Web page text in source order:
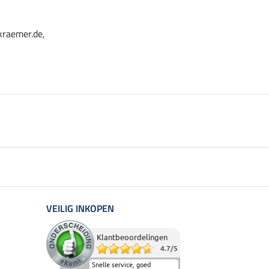
VEILIG INKOPEN
Klantbeoordelingen
4.7/5
Snelle service, goed